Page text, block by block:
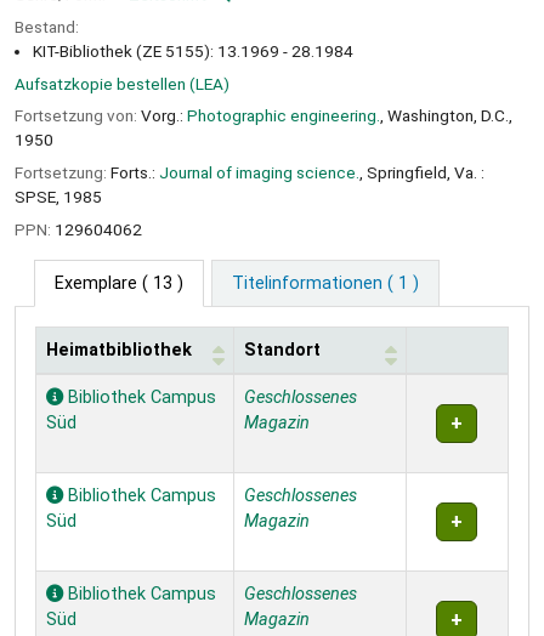
Bestand:
KIT-Bibliothek (ZE 5155): 13.1969 - 28.1984
Aufsatzkopie bestellen (LEA)
Fortsetzung von: Vorg.: Photographic engineering., Washington, D.C.,
1950
Fortsetzung: Forts.: Journal of imaging science.
, Springfield, Va. :
SPSE, 1985
PPN: 129604062
Exemplare ( 13 ) Titelinformationen ( 1 )
Exemplare
Heimatbibliothek Standort
Bibliothek Campus
Süd
Geschlossenes
Magazin
Bibliothek Campus
Süd
Geschlossenes
Magazin
Bibliothek Campus
Süd
Geschlossenes
Magazin